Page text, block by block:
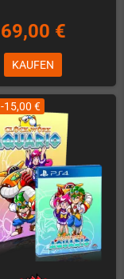
69,00 €
KAUFEN
-15,00 €